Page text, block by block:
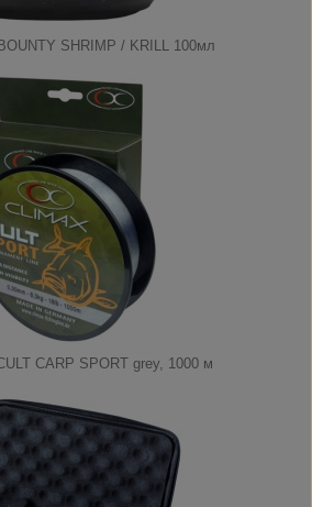
SHRIMP / KRILL 100мл
CARP SPORT grey, 1000 м